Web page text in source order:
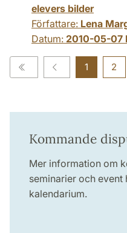
elevers bilder
Författare: Lena
Datum: 2010-05-07
1 2
Kommande
Mer information om
seminarier och event
kalendarium.